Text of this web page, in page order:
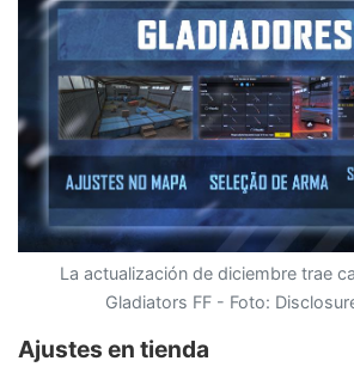
La actualización de diciembre trae
Gladiators FF - Foto:
Ajustes en tienda